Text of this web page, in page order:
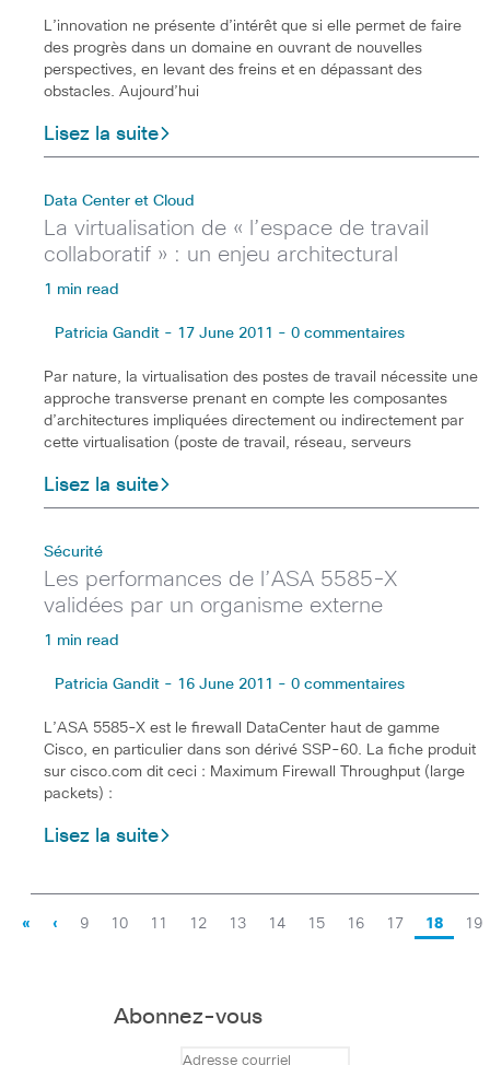
L’innovation ne présente d’intérêt que si elle permet de faire
des progrès dans un domaine en ouvrant de nouvelles
perspectives, en levant des freins et en dépassant des
obstacles. Aujourd’hui
Lisez la suite
Data Center et Cloud
La virtualisation de « l’espace de travail
collaboratif » : un enjeu architectural
1 min read
Patricia Gandit - 17 June 2011 - 0 commentaires
Par nature, la virtualisation des postes de travail nécessite une
approche transverse prenant en compte les composantes
d’architectures impliquées directement ou indirectement par
cette virtualisation (poste de travail, réseau, serveurs
Lisez la suite
Sécurité
Les performances de l’ASA 5585-X
validées par un organisme externe
1 min read
Patricia Gandit - 16 June 2011 - 0 commentaires
L’ASA 5585-X est le firewall DataCenter haut de gamme
Cisco, en particulier dans son dérivé SSP-60. La fiche produit
sur cisco.com dit ceci : Maximum Firewall Throughput (large
packets) :
Lisez la suite
« ‹ 9 10 11 12 13 14 15 16 17 18 19
Abonnez-vous